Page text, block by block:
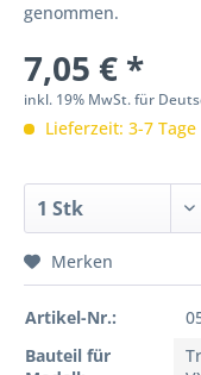
genommen.
7,05 € *
inkl. 19% MwSt. für
Lieferzeit: 3-7 Tage
Merken
Artikel-Nr.:
Bauteil für